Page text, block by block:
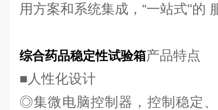
用方案和系统集成，“一站式"的
综合药品稳定性试验箱产品特点
■人性化设计
◎集微电脑控制器，控制稳定